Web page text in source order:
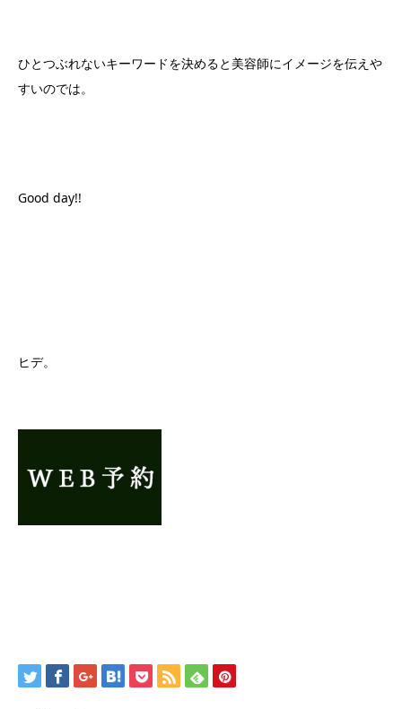
ひとつぶれないキーワードを決めると美容師にイメージを伝えや
すいのでは。
Good day!!
ヒデ。